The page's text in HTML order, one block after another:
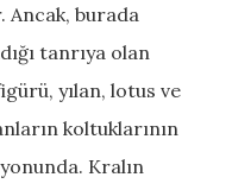
Ancak, burada
tanrıya olan
yılan, lotus ve
koltuklarının
Kralın